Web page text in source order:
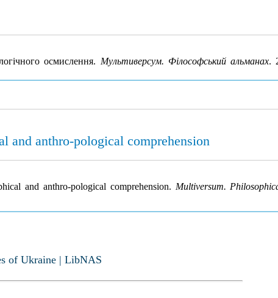
осмислення. Мультиверсум. Філософський альманах.
and anthro-pological comprehension
and anthro-pological comprehension. Multiversum.
of Ukraine | LibNAS